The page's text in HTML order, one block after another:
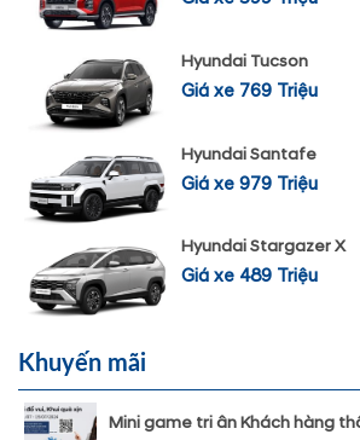
Hyundai Tucson
Giá xe 769 Triệu
Hyundai Santafe
Giá xe 979 Triệu
Hyundai Stargazer X
Giá xe 489 Triệu
Khuyến mãi
Mini game tri ân Khách hàng